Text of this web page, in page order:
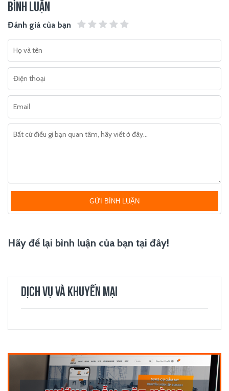
BÌNH LUẬN
Đánh giá của bạn
GỬI BÌNH LUẬN
Hãy để lại bình luận của bạn tại đây!
DỊCH VỤ VÀ KHUYẾN MẠI